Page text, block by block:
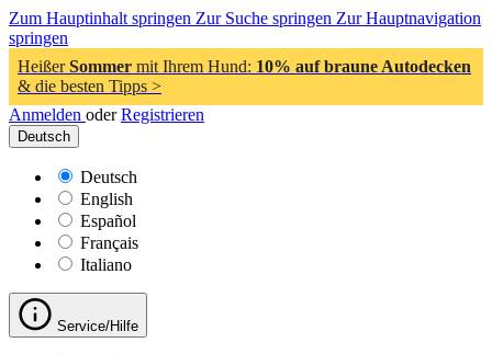
Zum Hauptinhalt springen Zur Suche springen Zur Hauptnavigation
springen
HeißerSommer mit Ihrem Hund: 10% auf braune Autodecken
& die besten Tipps >
Anmelden oder Registrieren
Deutsch
Deutsch
English
Español
Français
Italiano
Service/Hilfe